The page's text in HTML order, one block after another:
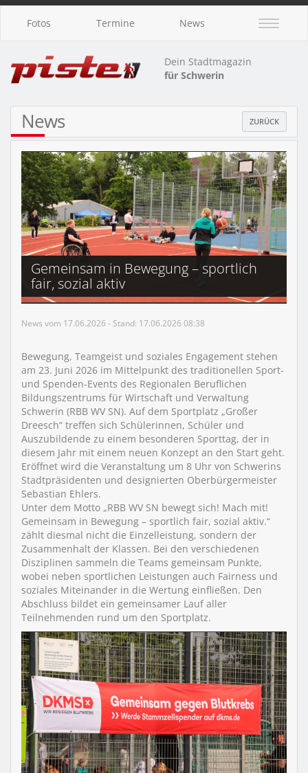
Fotos Termine News
Dein Stadtmagazin
für Schwerin
News ZURÜCK
Gemeinsam in Bewegung – sportlich
fair, sozial aktiv
News vom 17.06.2026 - Stand: 17.06.2026 08:38
Bewegung, Teamgeist und soziales Engagement stehen
am 23. Juni 2026 im Mittelpunkt des traditionellen Sport-
und Spenden-Events des Regionalen Beruflichen
Bildungszentrums für Wirtschaft und Verwaltung
Schwerin (RBB WV SN). Auf dem Sportplatz „Großer
Dreesch“ treffen sich Schülerinnen, Schüler und
Auszubildende zu einem besonderen Sporttag, der in
diesem Jahr mit einem neuen Konzept an den Start geht.
Eröffnet wird die Veranstaltung um 8 Uhr von Schwerins
Stadtpräsidenten und designierten Oberbürgermeister
Sebastian Ehlers.
Unter dem Motto „RBB WV SN bewegt sich! Mach mit!
Gemeinsam in Bewegung – sportlich fair, sozial aktiv.“
zählt diesmal nicht die Einzelleistung, sondern der
Zusammenhalt der Klassen. Bei den verschiedenen
Disziplinen sammeln die Teams gemeinsam Punkte,
wobei neben sportlichen Leistungen auch Fairness und
soziales Miteinander in die Wertung einfließen. Den
Abschluss bildet ein gemeinsamer Lauf aller
Teilnehmenden rund um den Sportplatz.